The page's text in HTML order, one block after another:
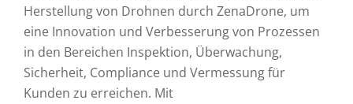
Herstellung von Drohnen durch ZenaDrone, um
eine Innovation und Verbesserung von Prozessen
in den Bereichen Inspektion, Überwachung,
Sicherheit, Compliance und Vermessung für
Kunden zu erreichen. Mit